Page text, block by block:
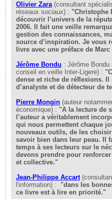
Olivier Zara(consultant
réseaux sociaux) : "Christophe
découvrir l’univers de la
2006. Il fait une veille
gestion des connaissances,
source d’inspiration. Je vous
livre avec une préface de
Jérôme Bondu : Jérôme
conseil en veille Inter-Ligere) :
dense et riche de réflexions.
d’analyste et de détecteur de
Pierre Mongin (auteur
économique) : "A la lecture de
l’auteur a véritablement
qui nous permettent chaque
nouveaux outils, de les
savoir bien dans leur peau. Il
temps à ses lecteurs sur le
devons prendre pour
et collective."
Jean-Philippe Accart
l'information) : "dans les
ce livre est à lire en priorité."